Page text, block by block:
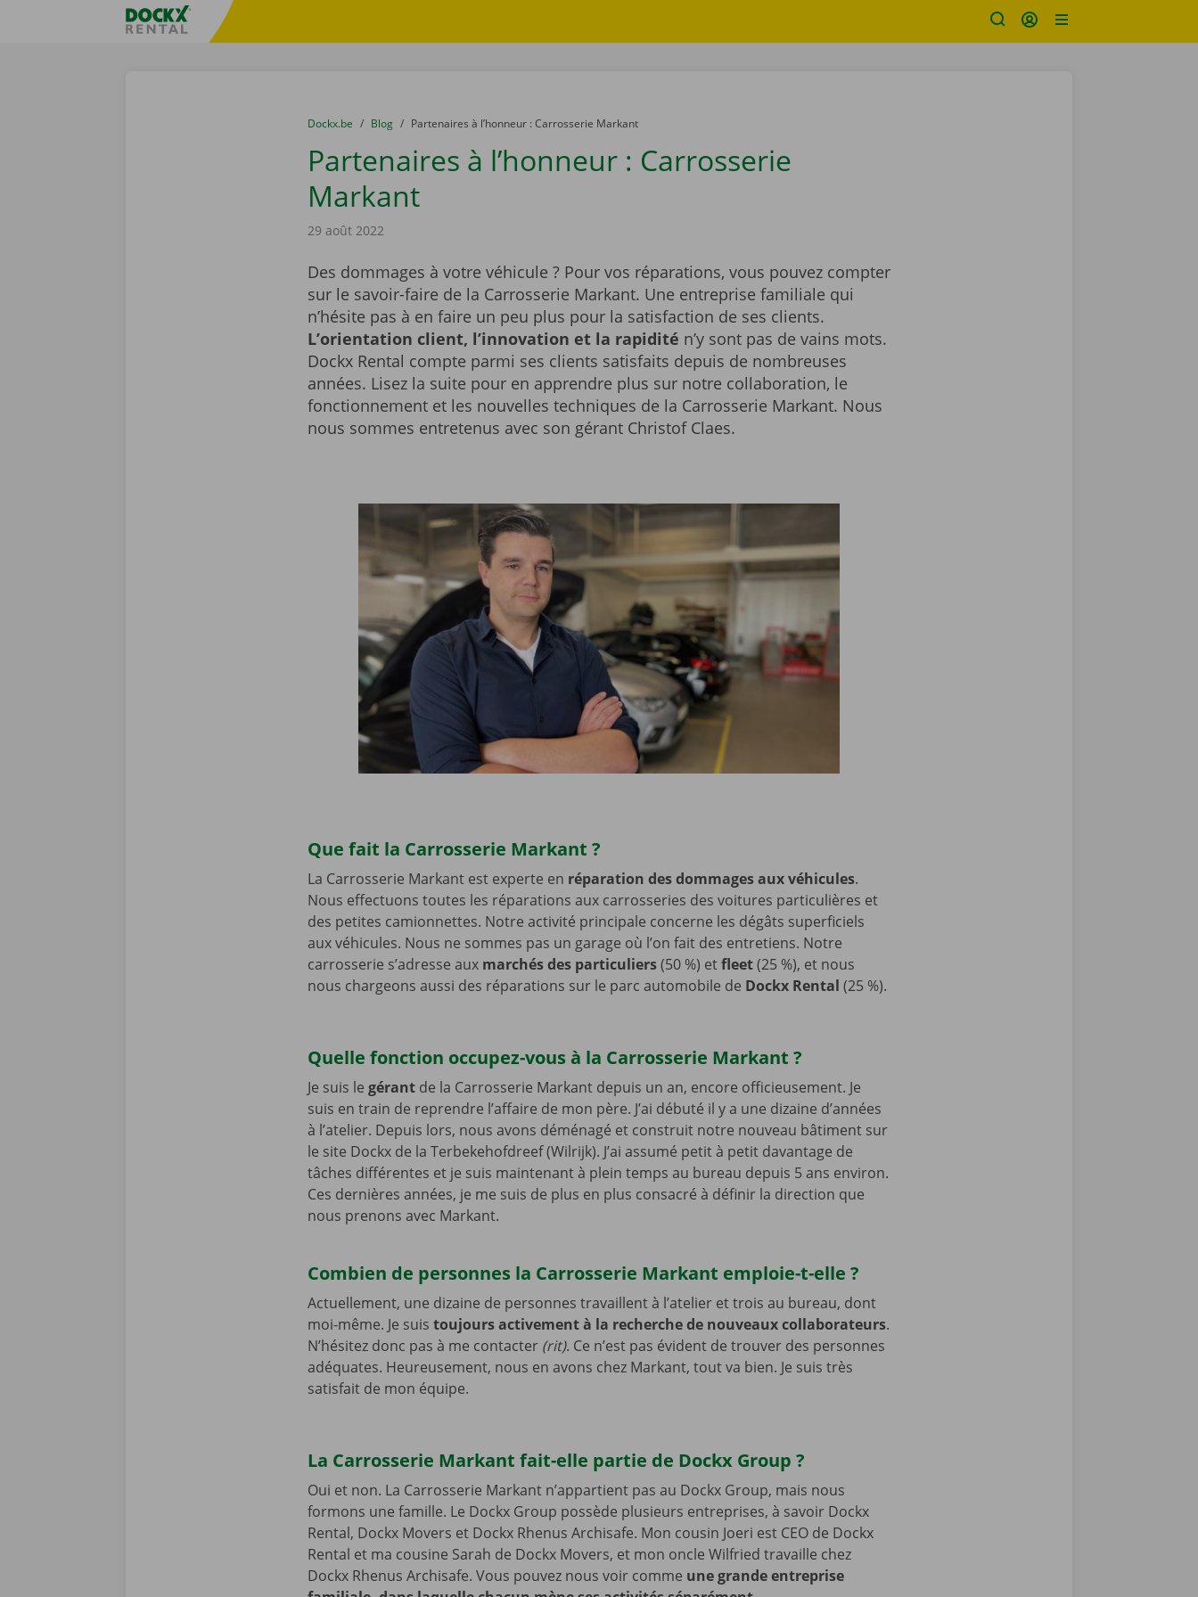
sitename
You are here:
du
Dockx.be to
Blog to
Partenaires à l’honneur : Carrosserie Markant
Partenaires à l’honneur : Carrosserie
Markant
29 août 2022
Des dommages à votre véhicule ? Pour vos réparations, vous pouvez compter
sur le savoir-faire de la Carrosserie Markant. Une entreprise familiale qui
n’hésite pas à en faire un peu plus pour la satisfaction de ses clients.
L’orientation client, l’innovation et la rapidité n’y sont pas de vains mots.
Dockx Rental compte parmi ses clients satisfaits depuis de nombreuses
années. Lisez la suite pour en apprendre plus sur notre collaboration, le
fonctionnement et les nouvelles techniques de la Carrosserie Markant. Nous
nous sommes entretenus avec son gérant Christof Claes.
Que fait la Carrosserie Markant ?
La Carrosserie Markant est experte en réparation des dommages aux véhicules.
Nous effectuons toutes les réparations aux carrosseries des voitures particulières et
des petites camionnettes. Notre activité principale concerne les dégâts superficiels
aux véhicules. Nous ne sommes pas un garage où l’on fait des entretiens. Notre
carrosserie s’adresse aux marchés des particuliers(50 %) etfleet(25 %), et nous
nous chargeons aussi des réparations sur le parc automobile de Dockx Rental (25 %).
Quelle fonction occupez-vous à la Carrosserie Markant ?
Je suis le gérant de la Carrosserie Markant depuis un an, encore officieusement. Je
suis en train de reprendre l’affaire de mon père. J’ai débuté il y a une dizaine d’années
à l’atelier. Depuis lors, nous avons déménagé et construit notre nouveau bâtiment sur
le site Dockx de la Terbekehofdreef (Wilrijk). J’ai assumé petit à petit davantage de
tâches différentes et je suis maintenant à plein temps au bureau depuis 5 ans environ.
Ces dernières années, je me suis de plus en plus consacré à définir la direction que
nous prenons avec Markant.
Combien de personnes la Carrosserie Markant emploie-t-elle ?
Actuellement, une dizaine de personnes travaillent à l’atelier et trois au bureau, dont
moi-même. Je suis toujours activement à la recherche de nouveaux collaborateurs.
N’hésitez donc pas à me contacter (rit). Ce n’est pas évident de trouver des personnes
adéquates. Heureusement, nous en avons chez Markant, tout va bien. Je suis très
satisfait de mon équipe.
La Carrosserie Markant fait-elle partie de Dockx Group ?
Oui et non. La Carrosserie Markant n’appartient pas au Dockx Group, mais nous
formons une famille. Le Dockx Group possède plusieurs entreprises, à savoir Dockx
Rental, Dockx Movers et Dockx Rhenus Archisafe. Mon cousin Joeri est CEO de Dockx
Rental et ma cousine Sarah de Dockx Movers, et mon oncle Wilfried travaille chez
Dockx Rhenus Archisafe. Vous pouvez nous voir comme une grande entreprise